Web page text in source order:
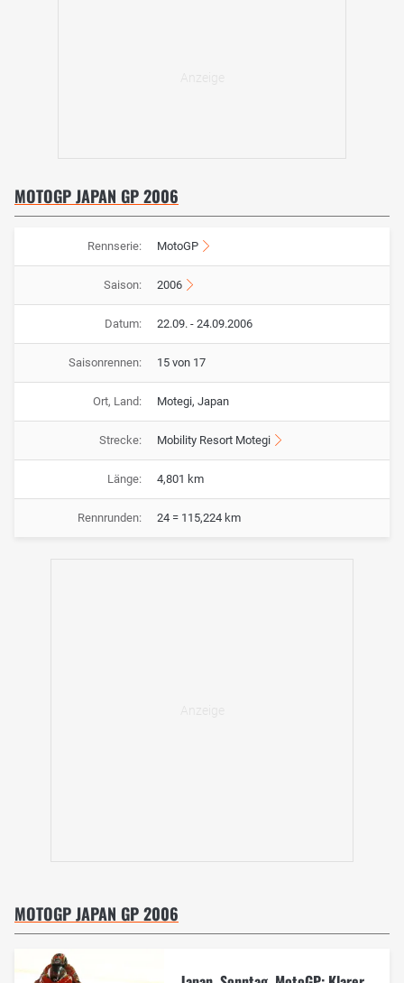
MOTOGP JAPAN GP 2006
Rennserie: MotoGP
Saison: 2006
Datum: 22.09. - 24.09.2006
Saisonrennen: 15 von 17
Ort, Land: Motegi, Japan
Strecke: Mobility Resort Motegi
Länge: 4,801 km
Rennrunden: 24 = 115,224 km
MOTOGP JAPAN GP 2006